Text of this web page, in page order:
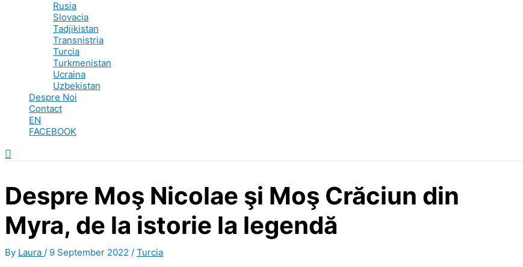
Rusia
Slovacia
Tadjikistan
Transnistria
Turcia
Turkmenistan
Ucraina
Uzbekistan
Despre Noi
Contact
EN
FACEBOOK
Search
Despre Moş Nicolae şi Moş Crăciun din
Myra, de la istorie la legendă
By Laura / 9 September 2022 / Turcia